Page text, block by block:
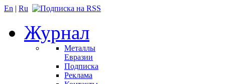
En | Ru
Журнал
Металлы
Евразии
Подписка
Реклама